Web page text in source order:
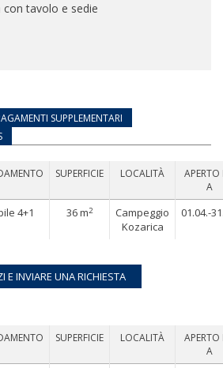
con tavolo e sedie
SUPPLEMENTARI
SUPERFICIE LOCALITÀ
APERTO
A
4+1 36 m2
Campeggio
Kozarica
01.04.-
SUPERFICIE LOCALITÀ
APERTO
A